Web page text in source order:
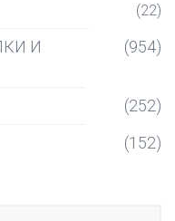
(22)
И
(954)
(252)
(152)